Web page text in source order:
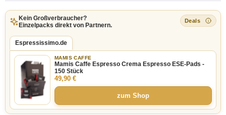
Kein Großverbraucher?
Einzelpacks direkt von Partnern.
Espressissimo.de
MAMIS CAFFE
Mamis Caffe Espresso Crema Espresso ESE-Pads -
150 Stück
49,90 €
zum Shop